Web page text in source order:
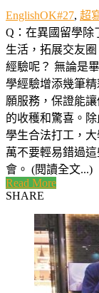
EnglishOK#27, 超
Q：在異國留學除
生活，拓展交友
經驗呢？ 無論是
學經驗增添幾筆
願服務，保證能
的收穫和驚喜。
學生合法打工，
萬不要輕易錯過
會。 (閱讀全文...)
Read More
SHARE